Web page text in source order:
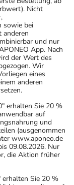
Nicht
sowie bei
anderen
und nur
App. Nach
der Wert des
Wir
eines
anderen
erhalten Sie 20 %
auf
und
(ausgenommen
www.aponeo.de
09.08.2026. Nur
die Aktion früher
Sie 20 %